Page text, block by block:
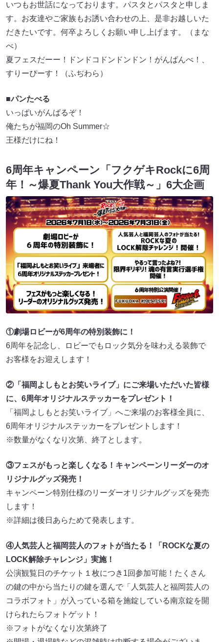
いつもお世話になっております。パスタとパスタと申しま
す。お友達やご家族もお誘い合わせの上、是非お越しいた
だきたいです。何卒よろしくお願い申し上げます。（まな
べ）
夏フェスだーー！ドンドコドンドンドン！がんばんべ！、
すりーぴーす！（ふぢわら）
■パンたべる
いっぱいがんばるぞ！
俺たちが福岡のOh Summer☆
王様だけにね！
6周年キャンペーン「フクゲキRockに6周
年！～爆夏Thank You大作戦～」6大企画
①劇場ロビーが6周年の特別装飾に！
6周年を記念し、ロビーでもロック気分を味わえる装飾で
お客様をお迎えします！
②「福岡よしもとお笑いライブ」にご来場いただいた皆様
に、6周年オリジナルステッカーをプレゼント！
「福岡よしもとお笑いライブ」へご来場のお客様全員に、
6周年オリジナルステッカーをプレゼントします！
※数量がなくなり次第、終了とします。
③フェスがもっと楽しくなる！キャンペーンリーダーのオ
リジナルグッズ発売！
キャンペーン特別仕様のリーダーオリジナルグッズを発売
します！
※詳細は後日あらためて発表します。
④人気芸人と福岡芸人のフォトが当たる！「ROCKな夏の
LOCK解除チャレンジ」実施！
公演観覧日のチケット１枚につき1回参加可能！たくさん
の鍵の中から当たりの鍵を選んで「人気芸人と福岡芸人の
コラボフォト」が入っている箱を施錠している南京錠を開
けられたらフォトゲット！
※フォトがなくなり次第終了